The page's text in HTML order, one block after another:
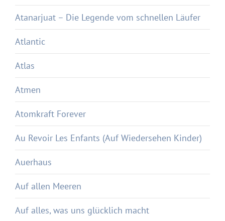
Atanarjuat – Die Legende vom schnellen Läufer
Atlantic
Atlas
Atmen
Atomkraft Forever
Au Revoir Les Enfants (Auf Wiedersehen Kinder)
Auerhaus
Auf allen Meeren
Auf alles, was uns glücklich macht